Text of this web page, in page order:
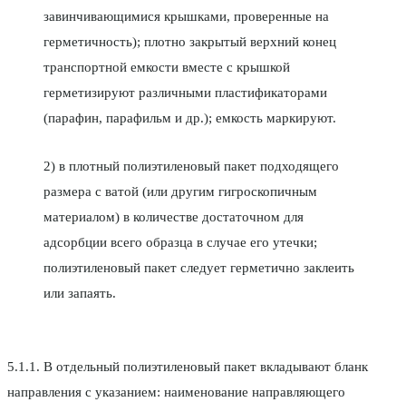
завинчивающимися крышками, проверенные на
герметичность); плотно закрытый верхний конец
транспортной емкости вместе с крышкой
герметизируют различными пластификаторами
(парафин, парафильм и др.); емкость маркируют.
2) в плотный полиэтиленовый пакет подходящего
размера с ватой (или другим гигроскопичным
материалом) в количестве достаточном для
адсорбции всего образца в случае его утечки;
полиэтиленовый пакет следует герметично заклеить
или запаять.
5.1.1. В отдельный полиэтиленовый пакет вкладывают бланк
направления с указанием: наименование направляющего